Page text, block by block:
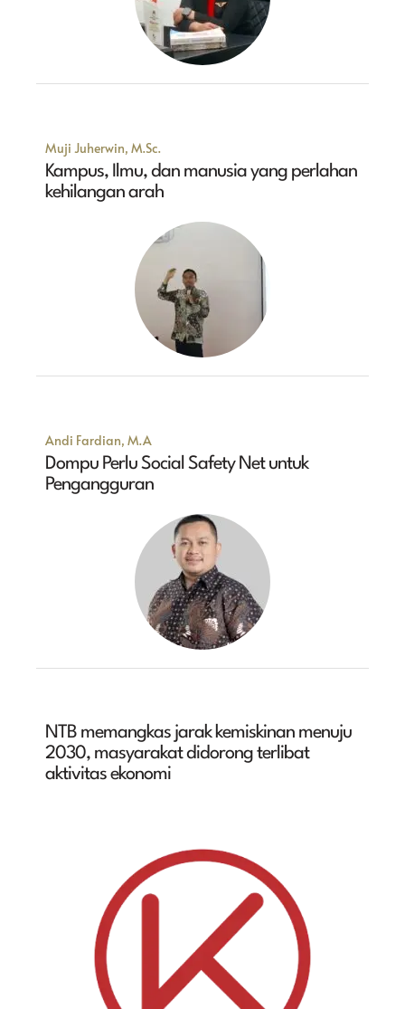
Muji Juherwin, M.Sc.
Kampus, Ilmu, dan manusia yang perlahan
kehilangan arah
Andi Fardian, M.A
Dompu Perlu Social Safety Net untuk
Pengangguran
NTB memangkas jarak kemiskinan menuju
2030, masyarakat didorong terlibat
aktivitas ekonomi